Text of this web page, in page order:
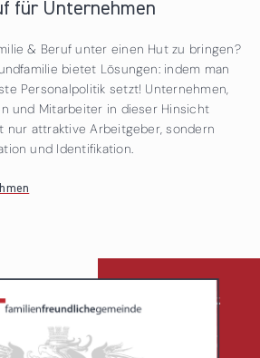
für Unternehmen
& Beruf unter einen Hut zu bringen?
bietet Lösungen: indem man
Personalpolitik setzt! Unternehmen,
und Mitarbeiter in dieser Hinsicht
nur attraktive Arbeitgeber, sondern
und Identifikation.